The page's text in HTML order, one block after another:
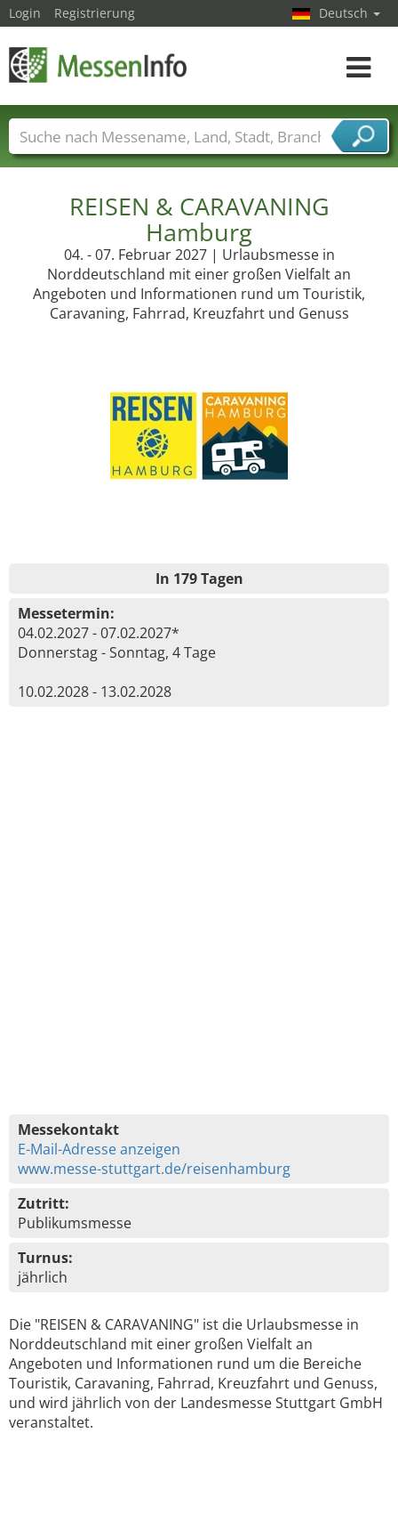
REISEN & CARAVANING
Hamburg
04. - 07. Februar 2027 | Urlaubsmesse in
Norddeutschland mit einer großen Vielfalt an
Angeboten und Informationen rund um Touristik,
Caravaning, Fahrrad, Kreuzfahrt und Genuss
In 179 Tagen
Messetermin:
04.02.2027 - 07.02.2027*
Donnerstag - Sonntag, 4 Tage
10.02.2028 - 13.02.2028
Messekontakt
E-Mail-Adresse anzeigen
www.messe-stuttgart.de/reisenhamburg
Zutritt:
Publikumsmesse
Turnus:
jährlich
Die "REISEN & CARAVANING" ist die Urlaubsmesse in
Norddeutschland mit einer großen Vielfalt an
Angeboten und Informationen rund um die Bereiche
Touristik, Caravaning, Fahrrad, Kreuzfahrt und Genuss,
und wird jährlich von der Landesmesse Stuttgart GmbH
veranstaltet.
Login Registrierung Deutsch
Toggle
Messenamen Länder Städte
Branchen